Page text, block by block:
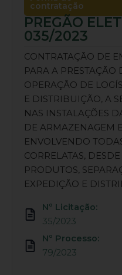
contratação
PREGÃO
035/2023
CONTRATAÇÃO DE
PARA A PRESTAÇÃO
OPERAÇÃO DE
E DISTRIBUIÇÃO, A
NAS INSTALAÇÕES
DE ARMAZENAGEM
ENVOLVENDO
CORRELATAS,
PRODUTOS,
EXPEDIÇÃO E
Nº Licitação:
35/2023
Nº Processo:
79/2023